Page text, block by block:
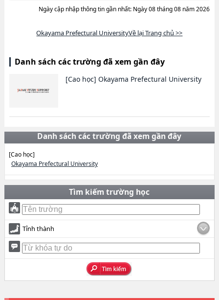
Ngày cập nhập thông tin gần nhất: Ngày 08 tháng 08 năm 2026
Okayama Prefectural UniversityVề lại Trang chủ >>
Danh sách các trường đã xem gần đây
[Cao học] Okayama Prefectural University
Danh sách các trường đã xem gần đây
[Cao học]
Okayama Prefectural University
Tìm kiếm trường học
Tỉnh thành